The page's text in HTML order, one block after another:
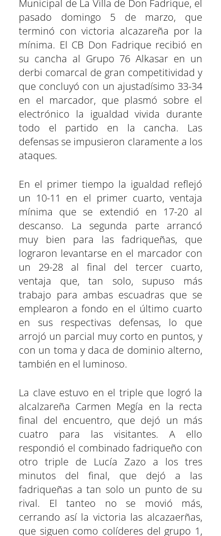
Municipal de La Villa de Don Fadrique, el
pasado domingo 5 de marzo, que
terminó con victoria alcazareña por la
mínima. El CB Don Fadrique recibió en
su cancha al Grupo 76 Alkasar en un
derbi comarcal de gran competitividad y
que concluyó con un ajustadísimo 33-34
en el marcador, que plasmó sobre el
electrónico la igualdad vivida durante
todo el partido en la cancha. Las
defensas se impusieron claramente a los
ataques.
En el primer tiempo la igualdad reflejó
un 10-11 en el primer cuarto, ventaja
mínima que se extendió en 17-20 al
descanso. La segunda parte arrancó
muy bien para las fadriqueñas, que
lograron levantarse en el marcador con
un 29-28 al final del tercer cuarto,
ventaja que, tan solo, supuso más
trabajo para ambas escuadras que se
emplearon a fondo en el último cuarto
en sus respectivas defensas, lo que
arrojó un parcial muy corto en puntos, y
con un toma y daca de dominio alterno,
también en el luminoso.
La clave estuvo en el triple que logró la
alcalzareña Carmen Megía en la recta
final del encuentro, que dejó un más
cuatro para las visitantes. A ello
respondió el combinado fadriqueño con
otro triple de Lucía Zazo a los tres
minutos del final, que dejó a las
fadriqueñas a tan solo un punto de su
rival. El tanteo no se movió más,
cerrando así la victoria las alcazaerñas,
que siguen como colíderes del grupo 1,